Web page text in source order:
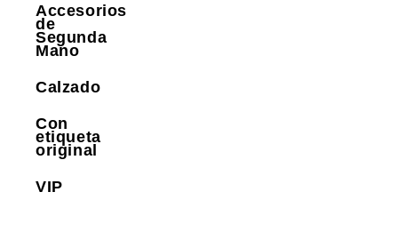
Accesorios
de
Segunda
Mano
Calzado
Con
etiqueta
original
VIP